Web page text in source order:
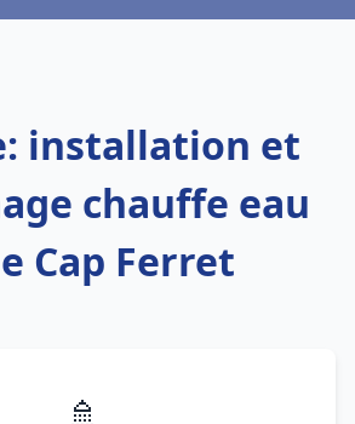
installation et
chauffe eau
Cap Ferret